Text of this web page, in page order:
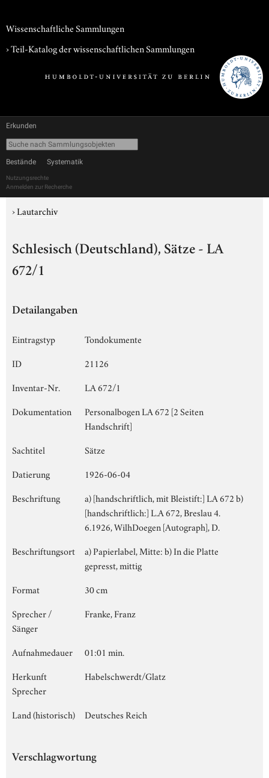
Wissenschaftliche Sammlungen
› Teil-Katalog der wissenschaftlichen Sammlungen
Erkunden
Bestände Systematik
Nutzungsrechte
Anmelden zur Recherche
›Lautarchiv
Schlesisch (Deutschland), Sätze - LA
672/1
Detailangaben
Eintragstyp
Tondokumente
ID
21126
Inventar-Nr.
LA 672/1
Dokumentation
Personalbogen LA 672 [2 Seiten
Handschrift]
Sachtitel
Sätze
Datierung
1926-06-04
Beschriftung
a) [handschriftlich, mit Bleistift:] LA 672 b)
[handschriftlich:] L.A 672, Breslau 4.
6.1926, WilhDoegen [Autograph], D.
Beschriftungsort
a) Papierlabel, Mitte: b) In die Platte
gepresst, mittig
Format
30 cm
Sprecher /
Sänger
Franke, Franz
Aufnahmedauer
01:01 min.
Herkunft
Sprecher
Habelschwerdt/Glatz
Land (historisch) Deutsches Reich
Verschlagwortung